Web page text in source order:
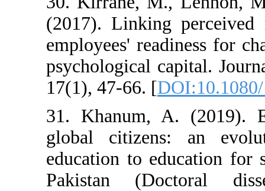
(2017).
employees'
psychological
17(1), 47-66. [
31. Khanum,
global
education to
Pakistan